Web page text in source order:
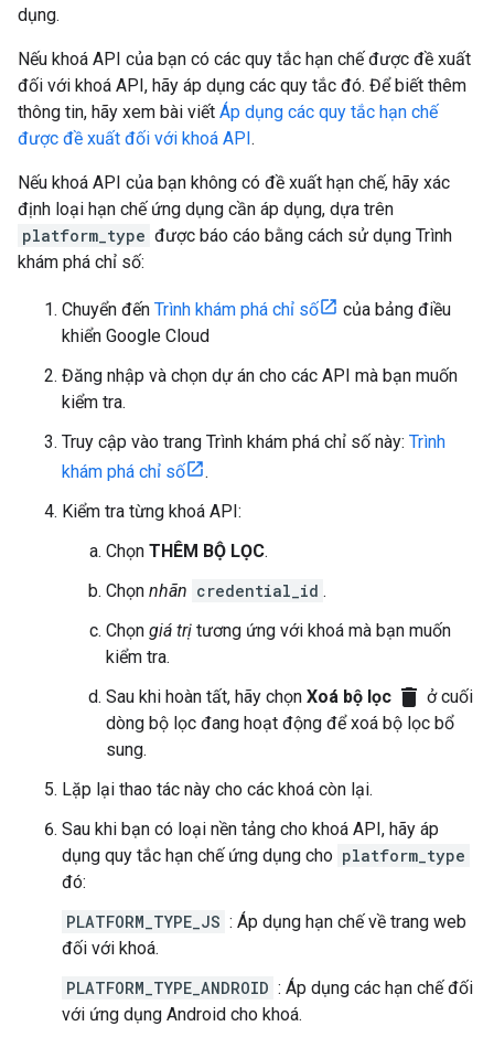
dụng.
Nếu khoá API của bạn có các quy tắc hạn chế được đề xuất
đối với khoá API, hãy áp dụng các quy tắc đó. Để biết thêm
thông tin, hãy xem bài viết Áp dụng các quy tắc hạn chế
được đề xuất đối với khoá API.
Nếu khoá API của bạn không có đề xuất hạn chế, hãy xác
định loại hạn chế ứng dụng cần áp dụng, dựa trên
platform_type được báo cáo bằng cách sử dụng Trình
khám phá chỉ số:
Chuyển đến Trình khám phá chỉ số
của bảng điều
khiển Google Cloud
Đăng nhập và chọn dự án cho các API mà bạn muốn
kiểm tra.
Truy cập vào trang Trình khám phá chỉ số này: Trình
khám phá chỉ số
.
Kiểm tra từng khoá API:
Chọn THÊM BỘ LỌC.
Chọn nhãn credential_id .
Chọn giá trị tương ứng với khoá mà bạn muốn
kiểm tra.
Sau khi hoàn tất, hãy chọn Xoá bộ lọc delete ở cuối
dòng bộ lọc đang hoạt động để xoá bộ lọc bổ
sung.
Lặp lại thao tác này cho các khoá còn lại.
Sau khi bạn có loại nền tảng cho khoá API, hãy áp
dụng quy tắc hạn chế ứng dụng cho platform_type
đó:
PLATFORM_TYPE_JS : Áp dụng hạn chế về trang web
đối với khoá.
PLATFORM_TYPE_ANDROID : Áp dụng các hạn chế đối
với ứng dụng Android cho khoá.